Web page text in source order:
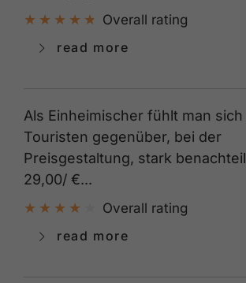
Overall rating
read more
Als Einheimischer fühlt man sich
Touristen gegenüber, bei der
Preisgestaltung, stark
29,00/ €...
Overall rating
read more